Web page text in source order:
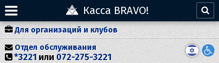
Касса BRAVO!
Для организаций и клубов
Отдел обслуживания
*3221 или 072-275-3221